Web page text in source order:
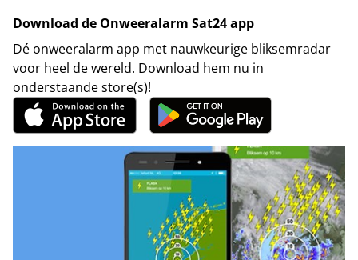
Download de Onweeralarm Sat24 app
Dé onweeralarm app met nauwkeurige bliksemradar
voor heel de wereld. Download hem nu in
onderstaande store(s)!